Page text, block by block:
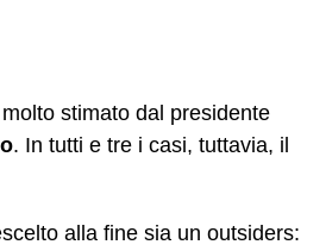
stimato dal presidente
. In tutti e tre i casi, tuttavia, il
alla fine sia un outsiders: